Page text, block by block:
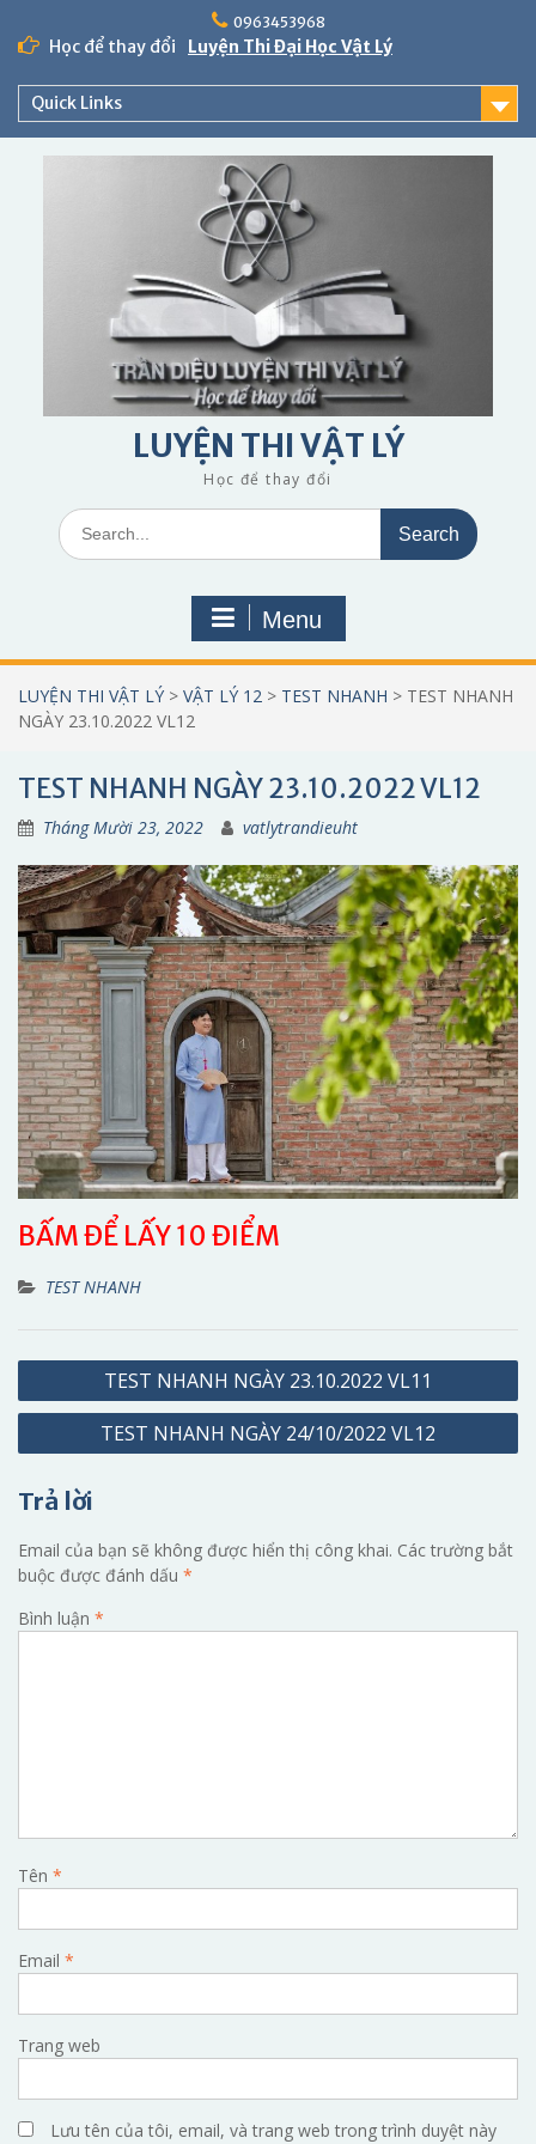
content
0963453968
Học để thay đổi Luyện Thi Đại Học Vật Lý
Quick Links
LUYỆN THI VẬT LÝ
Học để thay đổi
Search
for:
Menu
LUYỆN THI VẬT LÝ > VẬT LÝ 12 > TEST NHANH > TEST NHANH
NGÀY 23.10.2022 VL12
TEST NHANH NGÀY 23.10.2022 VL12
Tháng Mười 23, 2022 vatlytrandieuht
BẤM ĐỂ LẤY 10 ĐIỂM
TEST NHANH
Điều
hướng
TEST NHANH NGÀY 23.10.2022 VL11
TEST NHANH NGÀY 24/10/2022 VL12
Trả lời
Email của bạn sẽ không được hiển thị công khai. Các trường bắt
buộc được đánh dấu *
Bình luận *
Tên *
Email *
Trang web
Lưu tên của tôi, email, và trang web trong trình duyệt này